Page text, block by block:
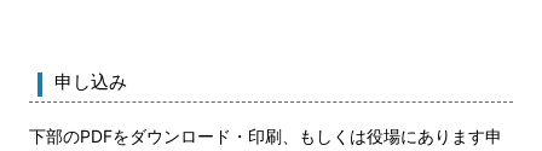
申し込み
下部のPDFをダウンロード・印刷、もしくは役場にあります申